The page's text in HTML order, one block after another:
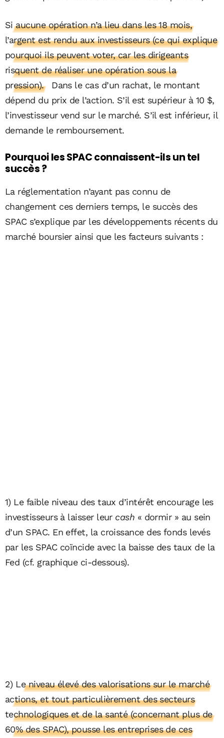
Si aucune opération n’a lieu dans les 18 mois,
l’argent est rendu aux investisseurs (ce qui explique
pourquoi ils peuvent voter, car les dirigeants
risquent de réaliser une opération sous la
pression).
Dans le cas d’un rachat, le montant
dépend du prix de l’action. S’il est supérieur à 10 $,
l’investisseur vend sur le marché. S’il est inférieur, il
demande le remboursement.
Pourquoi les SPAC connaissent-ils un tel
succès ?
La réglementation n’ayant pas connu de
changement ces derniers temps, le succès des
SPAC s’explique par les développements récents du
marché boursier ainsi que les facteurs suivants :
1) Le faible niveau des taux d’intérêt encourage les
investisseurs à laisser leur cash « dormir » au sein
d’un SPAC. En effet, la croissance des fonds levés
par les SPAC coïncide avec la baisse des taux de la
Fed (cf. graphique ci-dessous).
2) Le niveau élevé des valorisations sur le marché
actions, et tout particulièrement des secteurs
technologiques et de la santé (concernant plus de
60% des SPAC), pousse les entreprises de ces